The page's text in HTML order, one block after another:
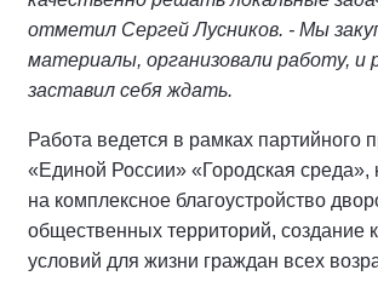
отметил Сергей Лусников. - Мы
материалы, организовали работу, и
заставил себя ждать.
Работа ведется в рамках партийного
«Единой России» «Городская среда»,
на комплексное благоустройство
общественных территорий, создание
условий для жизни граждан всех